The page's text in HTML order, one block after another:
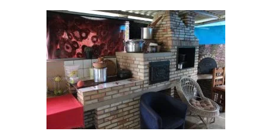
DE
RECUPERAÇÃO
EM
SÃO
SEBASTIÃO,
DISTRITO
FEDERAL